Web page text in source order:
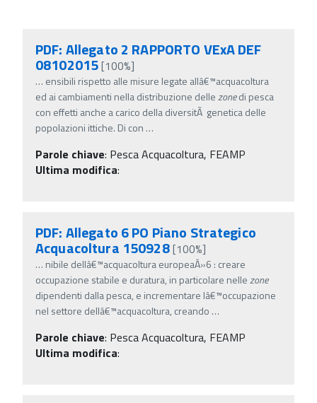
PDF: Allegato 2 RAPPORTO VExA DEF
08102015[100%]
… ensibili rispetto alle misure legate allâ€™acquacoltura
ed ai cambiamenti nella distribuzione dellezonedi pesca
con effetti anche a carico della diversitÃ genetica delle
popolazioni ittiche. Di con …
Parole chiave: Pesca Acquacoltura, FEAMP
Ultima modifica:
PDF: Allegato 6 PO Piano Strategico
Acquacoltura 150928[100%]
… nibile dellâ€™acquacoltura europeaÂ»6 : creare
occupazione stabile e duratura, in particolare nellezone
dipendenti dalla pesca, e incrementare lâ€™occupazione
nel settore dellâ€™acquacoltura, creando …
Parole chiave: Pesca Acquacoltura, FEAMP
Ultima modifica: